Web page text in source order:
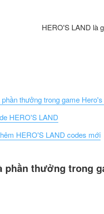
HERO'S LAND là
thưởng trong game
HERO'S LAND
HERO'S LAND codes mới
phần thưởng trong